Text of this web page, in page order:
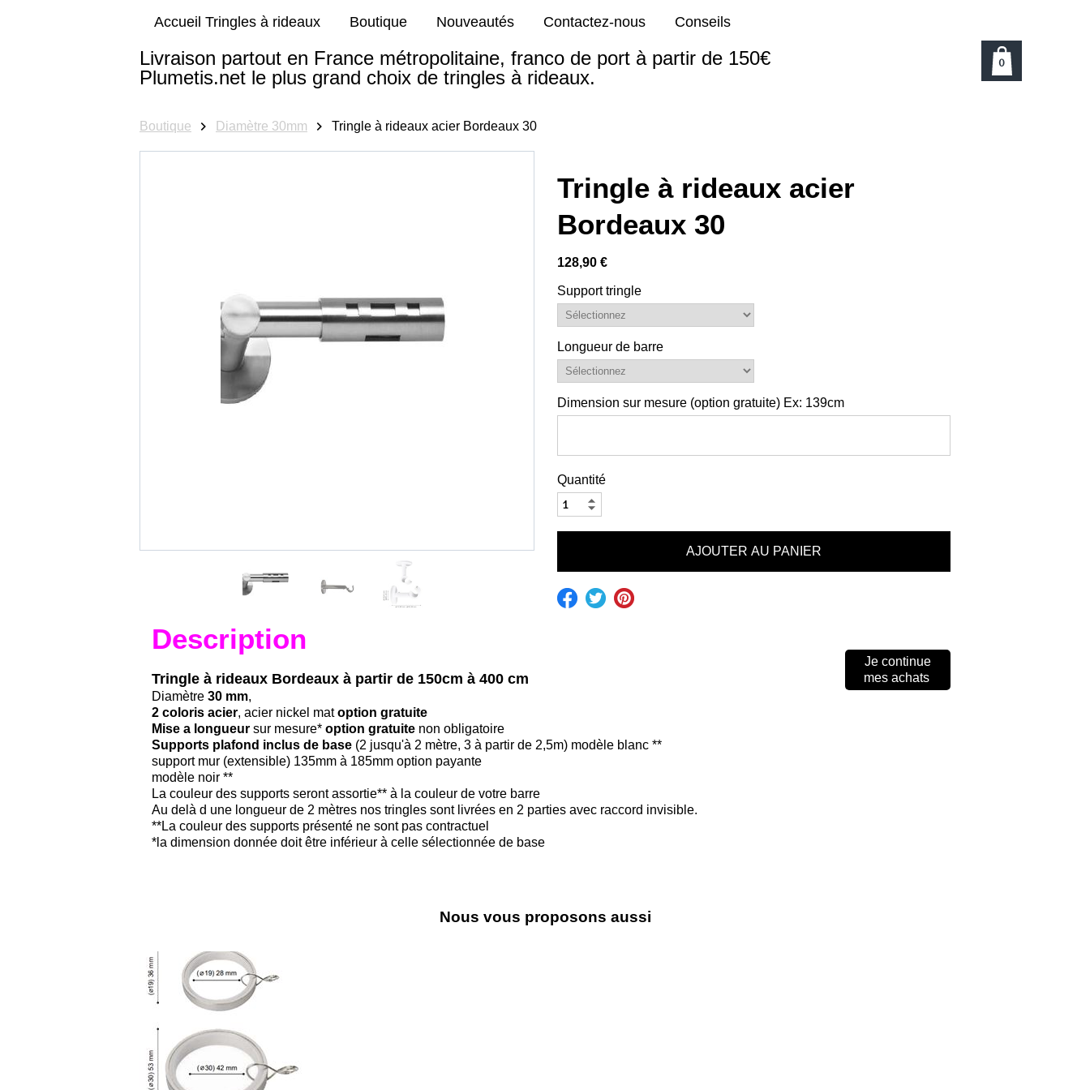
Accueil Tringles à rideaux Boutique Nouveautés Contactez-nous Conseils
Livraison partout en France métropolitaine, franco de port à partir de 150€
Plumetis.net le plus grand choix de tringles à rideaux.
Boutique Diamètre 30mm Tringle à rideaux acier Bordeaux 30
Tringle à rideaux acier
Bordeaux 30
128,90 €
Support tringle
Longueur de barre
Dimension sur mesure (option gratuite) Ex: 139cm
Quantité
Description
Tringle à rideaux Bordeaux à partir de 150cm à 400 cm
Diamètre 30 mm,
2 coloris acier, acier nickel matoption gratuite
Mise a longueur sur mesure* option gratuite non obligatoire
Supports plafond inclus de base (2 jusqu'à 2 mètre, 3 à partir de 2,5m) modèle blanc **
support mur (extensible) 135mm à 185mm option payante
modèle noir **
La couleur des supports seront assortie** à la couleur de votre barre
​Au delà d une longueur de 2 mètres nos tringles sont livrées en 2 parties avec raccord invisible.
**La couleur des supports présenté ne sont pas contractuel
*la dimension donnée doit être inférieur à celle sélectionnée de base
Nous vous proposons aussi
Je continue
mes achats
0